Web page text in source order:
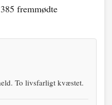
fremmødte
To livsfarligt kvæstet.